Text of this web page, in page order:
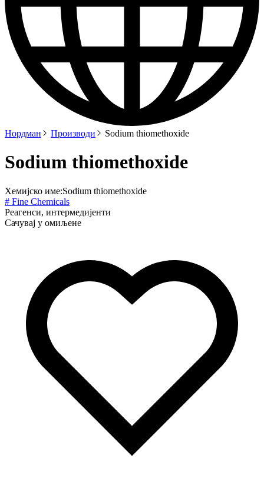
Нордман Производи Sodium thiomethoxide
Sodium thiomethoxide
Хемијско име:Sodium thiomethoxide
# Fine Chemicals
Реагенси, интермедијенти
Сачувај у омиљене